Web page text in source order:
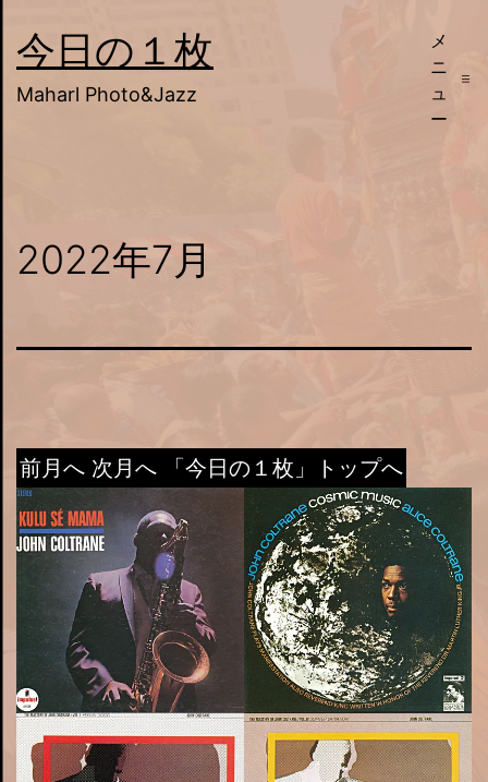
ン
テ
キ
プ
今日の１枚
Maharl Photo&Jazz
メ
ニ
ュ
ー
2022年7月
前月へ 次月へ 「今日の１枚」トップへ